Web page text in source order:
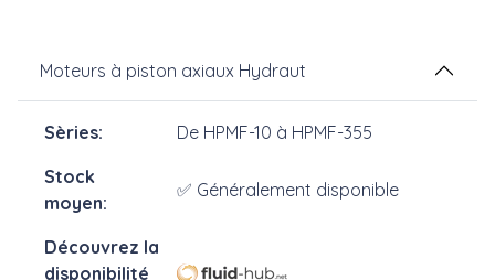
Moteurs à piston axiaux Hydraut
De HPMF-10 à HPMF-355
✅ Généralement disponible